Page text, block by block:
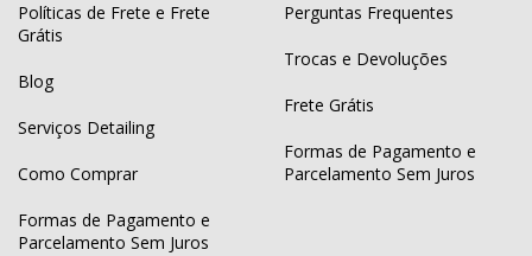
Políticas de Frete e Frete
Grátis
Blog
Serviços Detailing
Como Comprar
Formas de Pagamento e
Parcelamento Sem Juros
Perguntas Frequentes
Trocas e Devoluções
Frete Grátis
Formas de Pagamento e
Parcelamento Sem Juros